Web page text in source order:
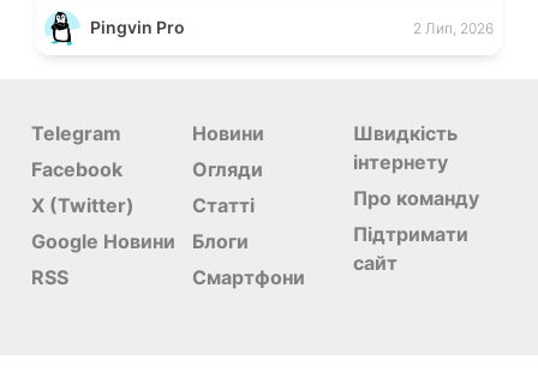
Спочатку це майже непомітно. Відповідь затримується […]
Pingvin Pro 2 Лип, 2026
Telegram
Facebook
X (Twitter)
Google Новини
RSS
Новини
Огляди
Статті
Блоги
Смартфони
Швидкість
інтернету
Про команду
Підтримати
сайт